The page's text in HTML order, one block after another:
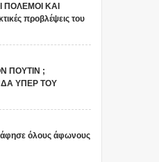
ΠΟΛΕΜΟΙ ΚΑΙ
προβλέψεις του
ΠΟΥΤΙΝ ;
ΥΠΕΡ ΤΟΥ
άφησε όλους άφωνους